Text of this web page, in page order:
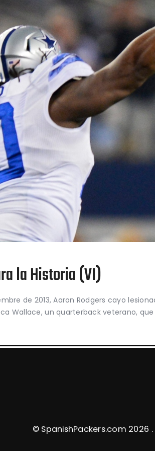
la Historia (VI)
de 2013, Aaron Rodgers cayo
Wallace, un quarterback veterano,
© SpanishPackers.com 2026